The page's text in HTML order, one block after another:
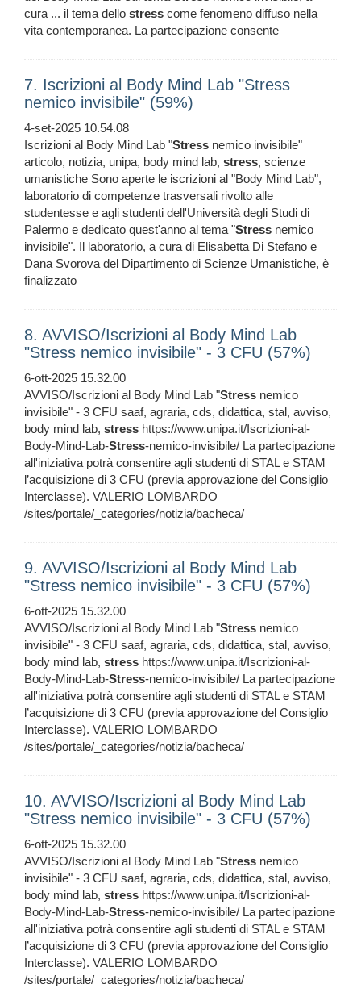
cura ... il tema dello stress come fenomeno diffuso nella
vita contemporanea. La partecipazione consente
7. Iscrizioni al Body Mind Lab "Stress
nemico invisibile" (59%)
4-set-2025 10.54.08
Iscrizioni al Body Mind Lab "Stress nemico invisibile"
articolo, notizia, unipa, body mind lab, stress, scienze
umanistiche Sono aperte le iscrizioni al "Body Mind Lab",
laboratorio di competenze trasversali rivolto alle
studentesse e agli studenti dell'Università degli Studi di
Palermo e dedicato quest'anno al tema "Stress nemico
invisibile". Il laboratorio, a cura di Elisabetta Di Stefano e
Dana Svorova del Dipartimento di Scienze Umanistiche, è
finalizzato
8. AVVISO/Iscrizioni al Body Mind Lab
"Stress nemico invisibile" - 3 CFU (57%)
6-ott-2025 15.32.00
AVVISO/Iscrizioni al Body Mind Lab "Stress nemico
invisibile" - 3 CFU saaf, agraria, cds, didattica, stal, avviso,
body mind lab, stress https://www.unipa.it/Iscrizioni-al-
Body-Mind-Lab-Stress-nemico-invisibile/ La partecipazione
all'iniziativa potrà consentire agli studenti di STAL e STAM
l’acquisizione di 3 CFU (previa approvazione del Consiglio
Interclasse). VALERIO LOMBARDO
/sites/portale/_categories/notizia/bacheca/
9. AVVISO/Iscrizioni al Body Mind Lab
"Stress nemico invisibile" - 3 CFU (57%)
6-ott-2025 15.32.00
AVVISO/Iscrizioni al Body Mind Lab "Stress nemico
invisibile" - 3 CFU saaf, agraria, cds, didattica, stal, avviso,
body mind lab, stress https://www.unipa.it/Iscrizioni-al-
Body-Mind-Lab-Stress-nemico-invisibile/ La partecipazione
all'iniziativa potrà consentire agli studenti di STAL e STAM
l’acquisizione di 3 CFU (previa approvazione del Consiglio
Interclasse). VALERIO LOMBARDO
/sites/portale/_categories/notizia/bacheca/
10. AVVISO/Iscrizioni al Body Mind Lab
"Stress nemico invisibile" - 3 CFU (57%)
6-ott-2025 15.32.00
AVVISO/Iscrizioni al Body Mind Lab "Stress nemico
invisibile" - 3 CFU saaf, agraria, cds, didattica, stal, avviso,
body mind lab, stress https://www.unipa.it/Iscrizioni-al-
Body-Mind-Lab-Stress-nemico-invisibile/ La partecipazione
all'iniziativa potrà consentire agli studenti di STAL e STAM
l’acquisizione di 3 CFU (previa approvazione del Consiglio
Interclasse). VALERIO LOMBARDO
/sites/portale/_categories/notizia/bacheca/